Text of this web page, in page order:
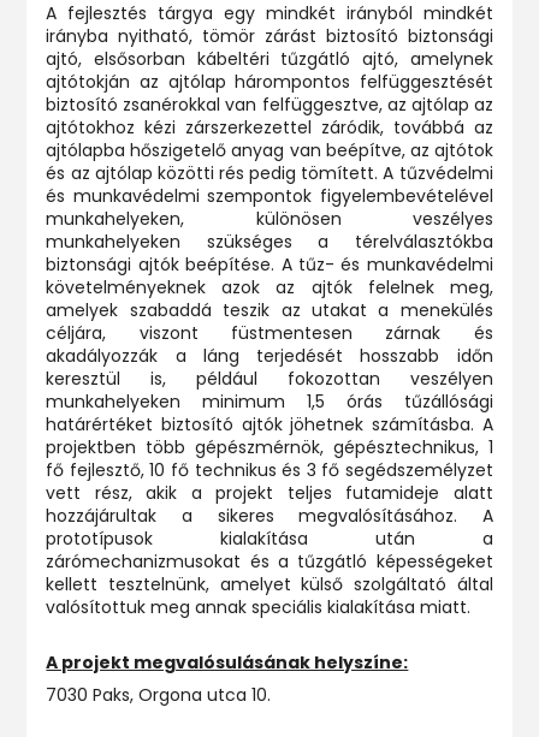
A fejlesztés tárgya egy mindkét irányból mindkét
irányba nyitható, tömör zárást biztosító biztonsági
ajtó, elsősorban kábeltéri tűzgátló ajtó, amelynek
ajtótokján az ajtólap hárompontos felfüggesztését
biztosító zsanérokkal van felfüggesztve, az ajtólap az
ajtótokhoz kézi zárszerkezettel záródik, továbbá az
ajtólapba hőszigetelő anyag van beépítve, az ajtótok
és az ajtólap közötti rés pedig tömített. A tűzvédelmi
és munkavédelmi szempontok figyelembevételével
munkahelyeken, különösen veszélyes
munkahelyeken szükséges a térelválasztókba
biztonsági ajtók beépítése. A tűz- és munkavédelmi
követelményeknek azok az ajtók felelnek meg,
amelyek szabaddá teszik az utakat a menekülés
céljára, viszont füstmentesen zárnak és
akadályozzák a láng terjedését hosszabb időn
keresztül is, például fokozottan veszélyen
munkahelyeken minimum 1,5 órás tűzállósági
határértéket biztosító ajtók jöhetnek számításba. A
projektben több gépészmérnök, gépésztechnikus, 1
fő fejlesztő, 10 fő technikus és 3 fő segédszemélyzet
vett rész, akik a projekt teljes futamideje alatt
hozzájárultak a sikeres megvalósításához. A
prototípusok kialakítása után a
zárómechanizmusokat és a tűzgátló képességeket
kellett tesztelnünk, amelyet külső szolgáltató által
valósítottuk meg annak speciális kialakítása miatt.
A projekt megvalósulásának helyszíne:
7030 Paks, Orgona utca 10.